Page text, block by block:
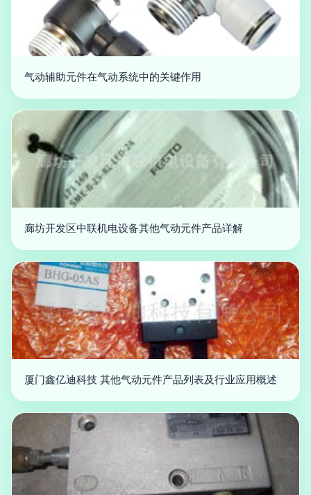
气动辅助元件在气动系统中的关键作用
廊坊开发区中联机电设备其他气动元件产品详解
厦门鑫亿迪科技 其他气动元件产品列表及行业应用概述